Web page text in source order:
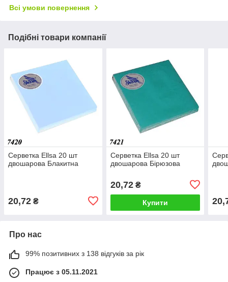
Всі умови повернення
Подібні товари компанії
Серветка Ellsa 20 шт
двошарова Блакитна
20,72 ₴
Серветка Ellsa 20 шт
двошарова Бірюзова
20,72₴
Купити
Про нас
99% позитивних з 138 відгуків за рік
Працює з 05.11.2021